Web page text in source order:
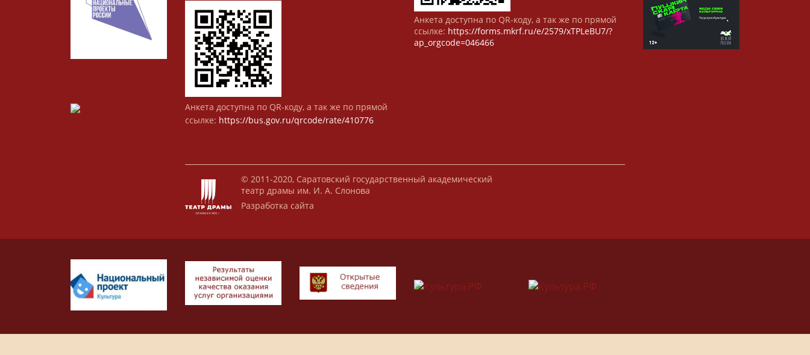
Анкета доступна по QR-коду, а так же по прямой
ссылке: https://bus.gov.ru/qrcode/rate/410776
Анкета доступна по QR-коду, а так же по прямой
ссылке: https://forms.mkrf.ru/e/2579/xTPLeBU7/?
ap_orgcode=046466
© 2011-2020, Саратовский государственный академический
театр драмы им. И. А. Слонова
Разработка сайта